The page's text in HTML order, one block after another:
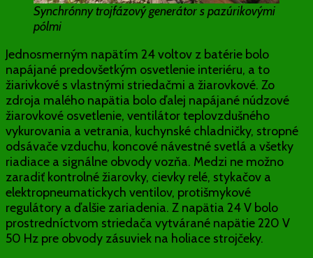
Synchrónny trojfázový generátor s pazúrikovými
pólmi
Jednosmerným napätím 24 voltov z batérie bolo
napájané predovšetkým osvetlenie interiéru, a to
žiarivkové s vlastnými striedačmi a žiarovkové. Zo
zdroja malého napätia bolo ďalej napájané núdzové
žiarovkové osvetlenie, ventilátor teplovzdušného
vykurovania a vetrania, kuchynské chladničky, stropné
odsávače vzduchu, koncové návestné svetlá a všetky
riadiace a signálne obvody vozňa. Medzi ne možno
zaradiť kontrolné žiarovky, cievky relé, stykačov a
elektropneumatickych ventilov, protišmykové
regulátory a ďalšie zariadenia. Z napätia 24 V bolo
prostredníctvom striedača vytvárané napätie 220 V
50 Hz pre obvody zásuviek na holiace strojčeky.